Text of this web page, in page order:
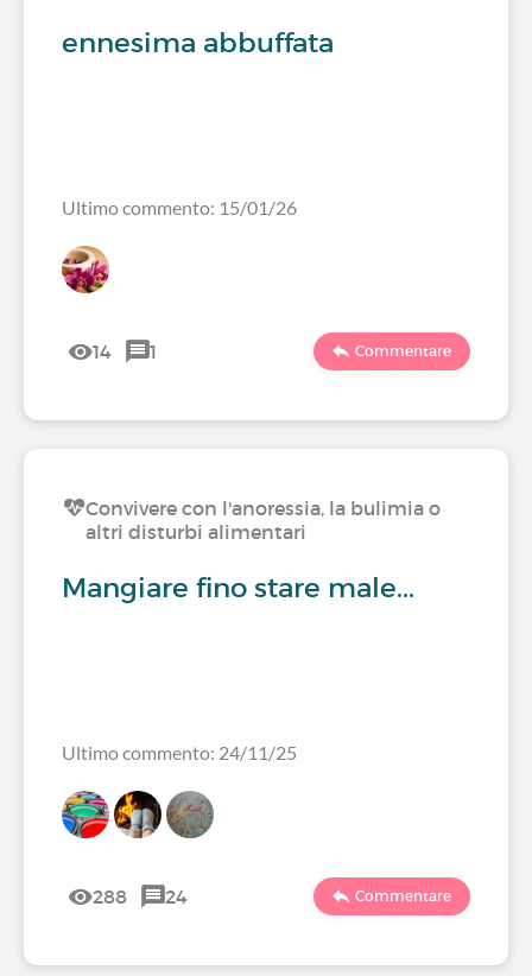
ennesima abbuffata
Ultimo commento: 15/01/26
14 1 Commentare
Convivere con l'anoressia, la bulimia o
altri disturbi alimentari
Mangiare fino stare male...
Ultimo commento: 24/11/25
288 24 Commentare